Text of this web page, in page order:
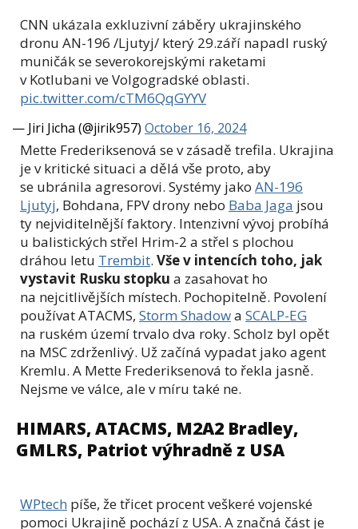
CNN ukázala exkluzivní záběry ukrajinského
dronu AN-196 /Ljutyj/ který 29.září napadl ruský
muničák se severokorejskými raketami
v Kotlubani ve Volgogradské oblasti.
pic.twitter.com/cTM6QqGYYV
— Jiri Jicha (@jirik957) October 16, 2024
Mette Frederiksenová se v zásadě trefila. Ukrajina
je v kritické situaci a dělá vše proto, aby
se ubránila agresorovi. Systémy jako AN-196
Ljutyj, Bohdana, FPV drony nebo Baba Jaga jsou
ty nejviditelnější faktory. Intenzivní vývoj probíhá
u balistických střel Hrim-2 a střel s plochou
dráhou letu Trembit. Vše v intencích toho, jak
vystavit Rusku stopku a zasahovat ho
na nejcitlivějších místech. Pochopitelně. Povolení
používat ATACMS, Storm Shadowa SCALP-EG
na ruském území trvalo dva roky. Scholz byl opět
na MSC zdrženlivý. Už začíná vypadat jako agent
Kremlu. A Mette Frederiksenová to řekla jasně.
Nejsme ve válce, ale v míru také ne.
HIMARS, ATACMS, M2A2 Bradley,
GMLRS, Patriot výhradně z USA
WPtech píše, že třicet procent veškeré vojenské
pomoci Ukrajině pochází z USA. A značná část je